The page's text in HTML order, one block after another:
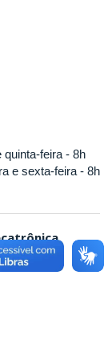
quinta-feira - 8h
e sexta-feira - 8h